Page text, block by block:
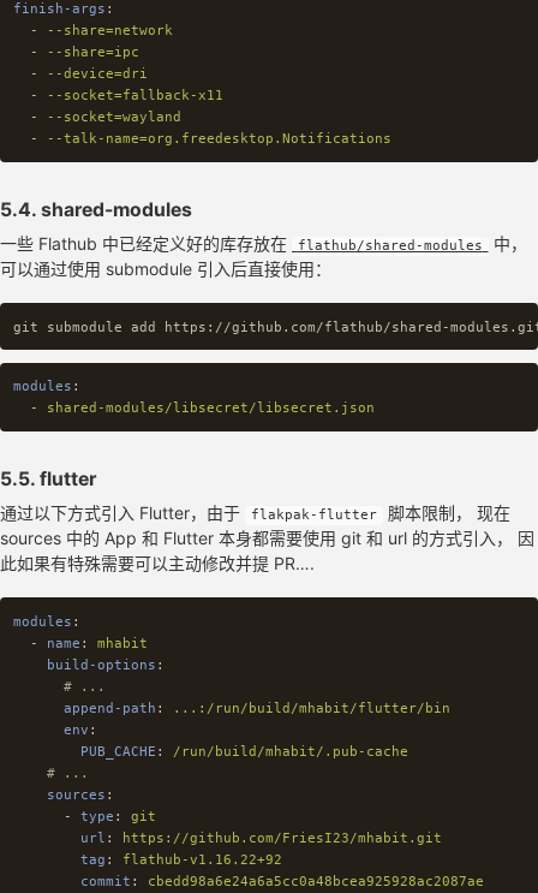
finish-args :
-
--share=network
-
--share=ipc
-
--device=dri
-
--socket=fallback-x11
-
--socket=wayland
-
--talk-name=org.freedesktop.Notifications
5.4. shared-modules
一些 Flathub 中已经定义好的库存放在 flathub/shared-modules
中，
可以通过使用 submodule 引入后直接使用：
modules :
-
shared-modules/libsecret/libsecret.json
5.5. flutter
通过以下方式引入 Flutter，由于 flakpak-flutter
脚本限制， 现在
sources 中的 App 和 Flutter 本身都需要使用 git 和 url 的方式引入， 因
此如果有特殊需要可以主动修改并提 PR….
modules :
-
name :
mhabit
build-options :
# ...
append-path :
...:/run/build/mhabit/flutter/bin
env :
PUB_CACHE :
/run/build/mhabit/.pub-cache
# ...
sources :
-
type :
git
url :
https://github.com/FriesI23/mhabit.git
tag :
flathub-v1.16.22+92
commit :
cbedd98a6e24a6a5cc0a48bcea925928ac2087ae